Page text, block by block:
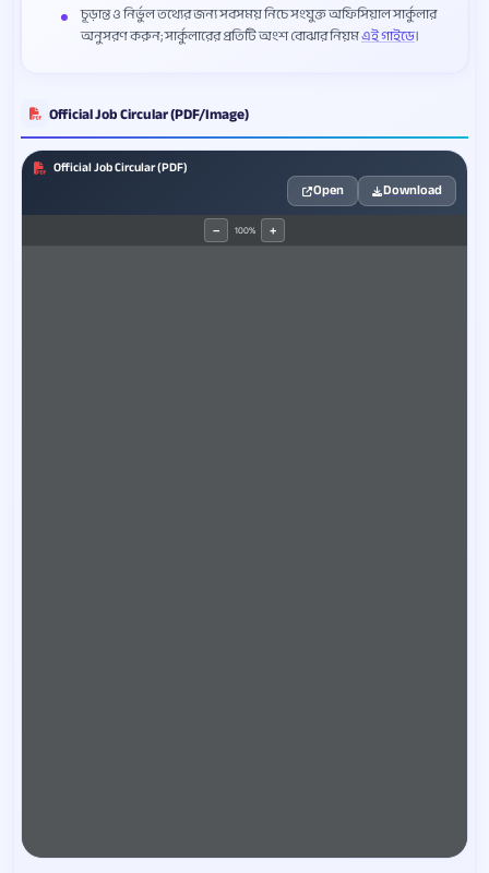
চূড়ান্ত ও নির্ভুল তথ্যের জন্য সবসময় নিচে সংযুক্ত অফিসিয়াল সার্কুলার
অনুসরণ করুন; সার্কুলারের প্রতিটি অংশ বোঝার নিয়মএই গাইডে।
Official Job Circular (PDF/Image)
Official Job Circular (PDF)
Open Download
− 100% +